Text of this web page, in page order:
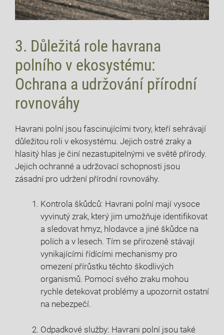
3. Důležitá role havrana
polního v ekosystému:
Ochrana a udržování přírodní
rovnováhy
Havrani polní jsou fascinujícími tvory, kteří sehrávají
důležitou roli v ekosystému. Jejich ostré zraky a
hlasitý hlas je činí nezastupitelnými ve světě přírody.
Jejich ochranné a udržovací schopnosti jsou
zásadní pro udržení přírodní rovnováhy.
Kontrola škůdců: Havrani polní mají vysoce
vyvinutý zrak, který jim umožňuje identifikovat
a sledovat hmyz, hlodavce a jiné škůdce na
polích a v lesech. Tím se přirozeně stávají
vynikajícími řídícími mechanismy pro
omezení přírůstku těchto škodlivých
organismů. Pomocí svého zraku mohou
rychle detekovat problémy a upozornit ostatní
na nebezpečí.
Odpadkové služby: Havrani polní jsou také